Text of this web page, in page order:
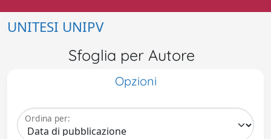
UNITESI UNIPV
Sfoglia per Autore
Opzioni
Ordina per: